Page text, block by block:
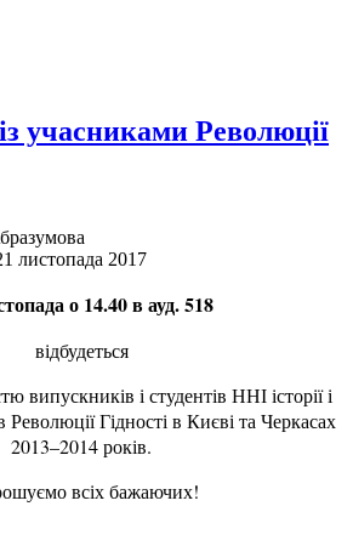
учасниками Революції
листопада 2017
о 14.40 в ауд. 518
відбудеться
випускників і студентів ННІ історії і
Революції Гідності в Києві та Черкасах
2013–2014 років.
всіх бажаючих!